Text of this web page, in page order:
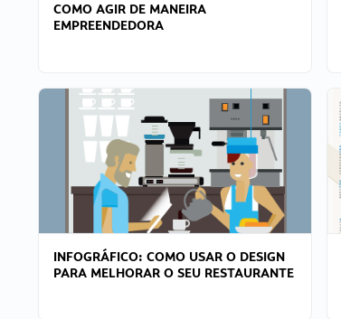
COMO AGIR DE MANEIRA
EMPREENDEDORA
INFOGRÁFICO: COMO USAR O DESIGN
PARA MELHORAR O SEU RESTAURANTE